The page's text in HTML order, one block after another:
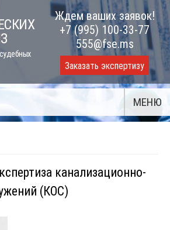
Ждем ваших заявок!
+7 (995) 100-33-77
555@fse.ms
Заказать экспертизу
МЕНЮ
канализационно-
(КОС)